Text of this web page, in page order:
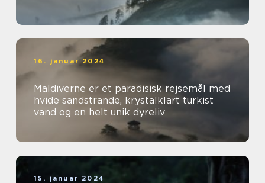
16. januar 2024
Maldiverne er et paradisisk rejsemål med
hvide sandstrande, krystalklart turkist
vand og en helt unik dyreliv
15. januar 2024